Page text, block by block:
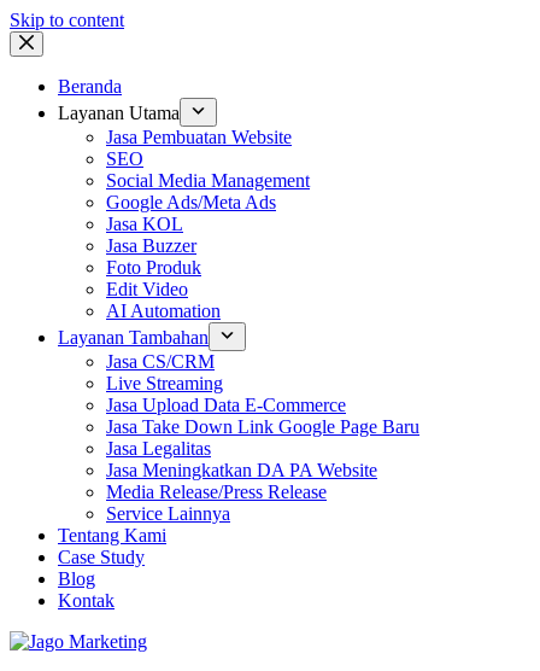
Skip to content
Beranda
Layanan Utama
Jasa Pembuatan Website
SEO
Social Media Management
Google Ads/Meta Ads
Jasa KOL
Jasa Buzzer
Foto Produk
Edit Video
AI Automation
Layanan Tambahan
Jasa CS/CRM
Live Streaming
Jasa Upload Data E-Commerce
Jasa Take Down Link Google Page Baru
Jasa Legalitas
Jasa Meningkatkan DA PA Website
Media Release/Press Release
Service Lainnya
Tentang Kami
Case Study
Blog
Kontak